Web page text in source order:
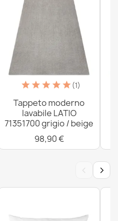
spezie per la cucina,
per cucina, antiscivolo -
(1)
Tappeto moderno
lavabile LATIO
71351700 grigio / beige
98,90 €
‹ ›